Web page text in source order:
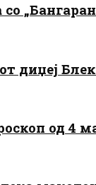
диџеј
од 4